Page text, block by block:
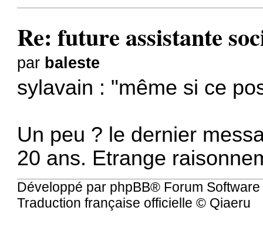
Re: future assistante
par baleste
sylavain : "même si ce
Un peu ? le dernier
20 ans. Etrange
Développé par phpBB® Forum
Traduction française officielle © Qiaeru